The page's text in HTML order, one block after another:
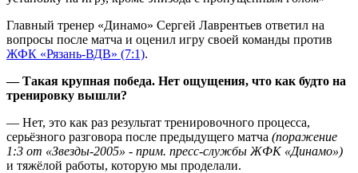
Главный тренер «Динамо» Сергей Лаврентьев ответил на
вопросы после матча и оценил игру своей команды против
ЖФК «Рязань-ВДВ» (7:1).
— Такая крупная победа. Нет ощущения, что как будто на
тренировку вышли?
— Нет, это как раз результат тренировочного процесса,
серьёзного разговора после предыдущего матча (поражение
1:3 от «Звезды-2005» - прим. пресс-службы ЖФК «Динамо»)
и тяжёлой работы, которую мы проделали.